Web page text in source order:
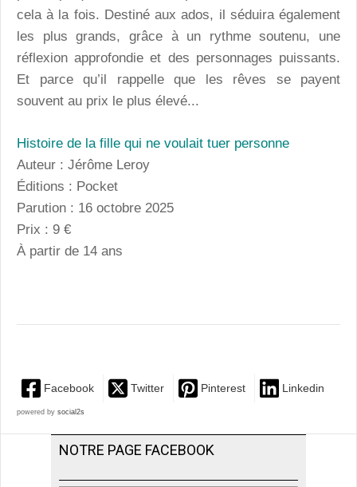
cela à la fois. Destiné aux ados, il séduira également
les plus grands, grâce à un rythme soutenu, une
réflexion approfondie et des personnages puissants.
Et parce qu’il rappelle que les rêves se payent
souvent au prix le plus élevé...
Histoire de la fille qui ne voulait tuer personne
Auteur : Jérôme Leroy
Éditions : Pocket
Parution : 16 octobre 2025
Prix : 9 €
À partir de 14 ans
Facebook Twitter Pinterest Linkedin
powered by social2s
NOTRE PAGE FACEBOOK